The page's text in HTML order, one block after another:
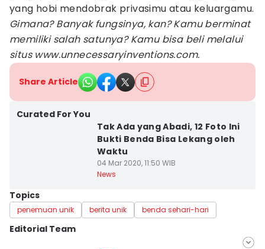
yang hobi mendobrak privasimu atau keluargamu.
Gimana? Banyak fungsinya, kan? Kamu berminat
memiliki salah satunya? Kamu bisa beli melalui
situs www.unnecessaryinventions.com.
Share Article
Curated For You
Tak Ada yang Abadi, 12 Foto Ini
Bukti Benda Bisa Lekang oleh
Waktu
04 Mar 2020, 11:50 WIB
News
Topics
penemuan unik berita unik benda sehari-hari
Editorial Team